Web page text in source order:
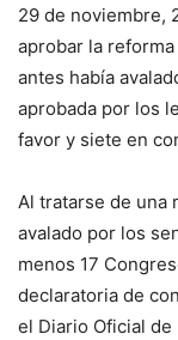
29 de noviembre,
aprobar la
antes había
aprobada por los
favor y siete en
Al tratarse de una
avalado por los
menos 17
declaratoria de
el Diario Oficial de